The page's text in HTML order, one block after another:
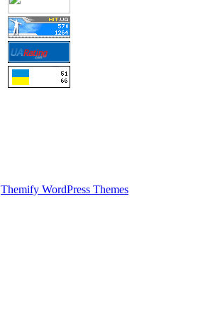
Themify WordPress Themes